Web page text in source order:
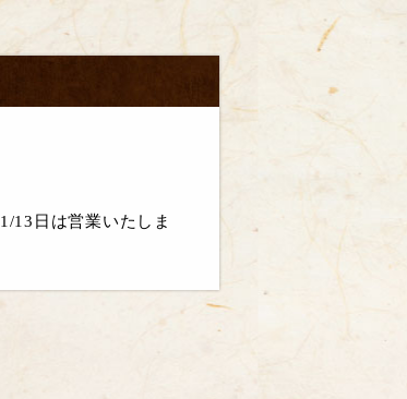
1/13日は営業いたしま